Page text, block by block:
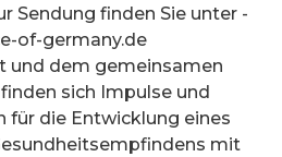
Sendung finden Sie unter -
of-germany.de
und dem gemeinsamen
sich Impulse und
für die Entwicklung eines
mit